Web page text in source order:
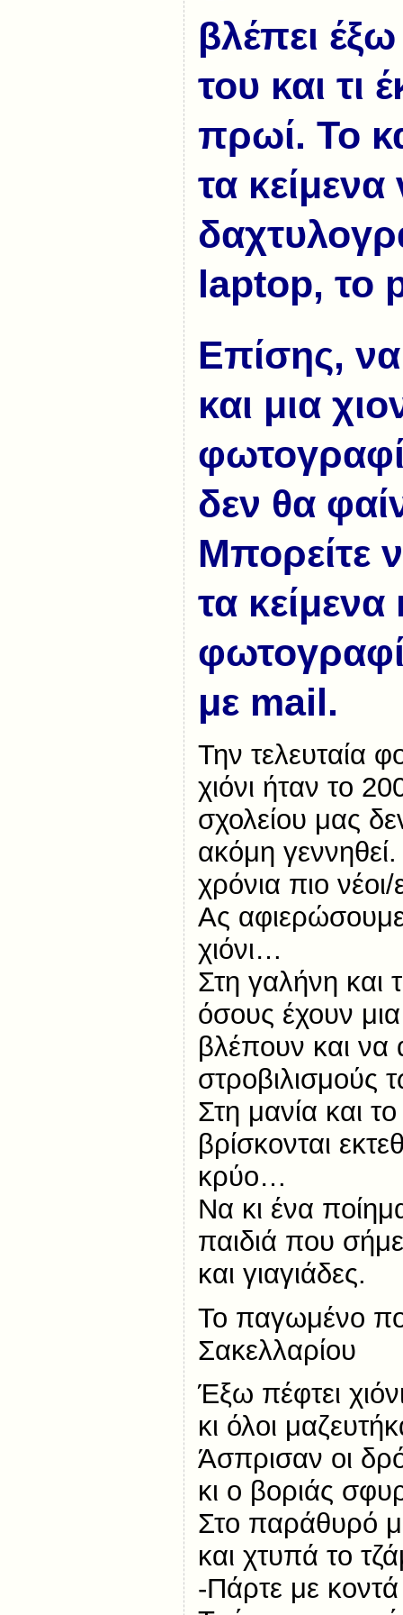
βλέπει
του και τι
πρωί. Το
τα κείμενα
laptop, το
Επίσης, να
και μια
δεν θα
Μπορείτε
τα κείμενα
με mail.
Την τελευταία
χιόνι ήταν το
σχολείου μας
ακόμη
χρόνια πιο νέοι/
Ας
χιόνι…
Στη γαλήνη και
όσους έχουν
βλέπουν και
στροβιλισμούς
Στη μανία και
βρίσκονται
κρύο…
Να κι ένα
παιδιά που
και γιαγιάδες.
Το παγωμένο
Σακελλαρίου
Έξω πέφτει
κι όλοι
Άσπρισαν οι
κι ο βοριάς
Στο παράθυρό
και χτυπά το
-Πάρτε με